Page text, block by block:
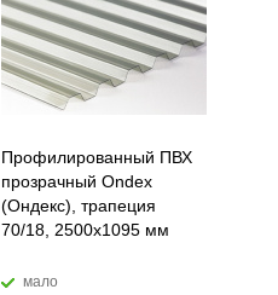
Профилированный ПВХ
прозрачный Ondex
(Ондекс), трапеция
70/18, 2500х1095 мм
мало